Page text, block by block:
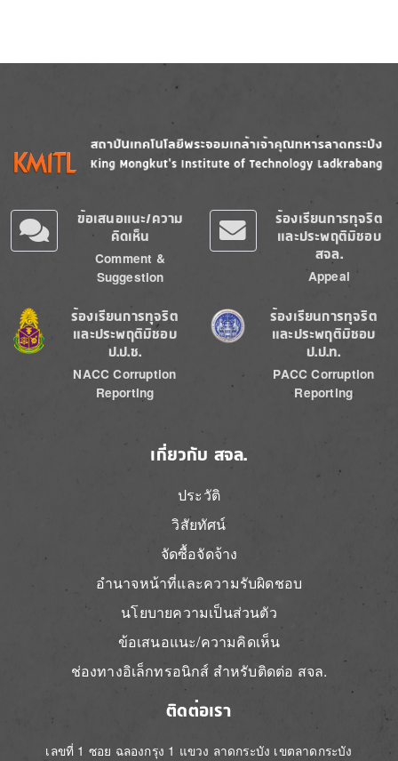
Image
ข้อเสนอแนะ/ความ
คิดเห็น
Comment &
Suggestion
ร้องเรียนการทุจริต
และประพฤติมิชอบ
สจล.
Appeal
Image
ร้องเรียนการทุจริต
และประพฤติมิชอบ
ป.ป.ช.
NACC Corruption
Reporting
Image
ร้องเรียนการทุจริต
และประพฤติมิชอบ
ป.ป.ท.
PACC Corruption
Reporting
เกี่ยวกับ สจล.
ประวัติ
วิสัยทัศน์
จัดซื้อจัดจ้าง
อำนาจหน้าที่และความรับผิดชอบ
นโยบายความเป็นส่วนตัว
ข้อเสนอแนะ/ความคิดเห็น
ช่องทางอิเล็กทรอนิกส์ สำหรับติดต่อ สจล.
ติดต่อเรา
เลขที่ 1 ซอย ฉลองกรุง 1 แขวง ลาดกระบัง เขตลาดกระบัง